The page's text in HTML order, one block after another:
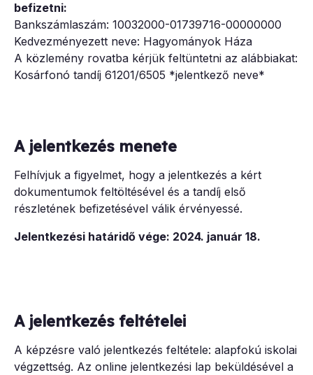
befizetni:
Bankszámlaszám: 10032000-01739716-00000000
Kedvezményezett neve: Hagyományok Háza
A közlemény rovatba kérjük feltüntetni az alábbiakat:
Kosárfonó tandíj 61201/6505 *jelentkező neve*
A jelentkezés menete
Felhívjuk a figyelmet, hogy a jelentkezés a kért
dokumentumok feltöltésével és a tandíj első
részletének befizetésével válik érvényessé.
Jelentkezési határidő vége: 2024. január 18.
A jelentkezés feltételei
A képzésre való jelentkezés feltétele: alapfokú iskolai
végzettség. Az online jelentkezési lap beküldésével a